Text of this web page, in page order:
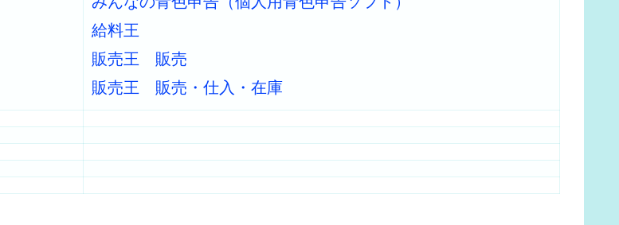
給料王
販売王 販売
販売王 販売・仕入・在庫